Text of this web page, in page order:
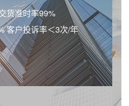
货准时率99%
客户投诉率＜3次/年